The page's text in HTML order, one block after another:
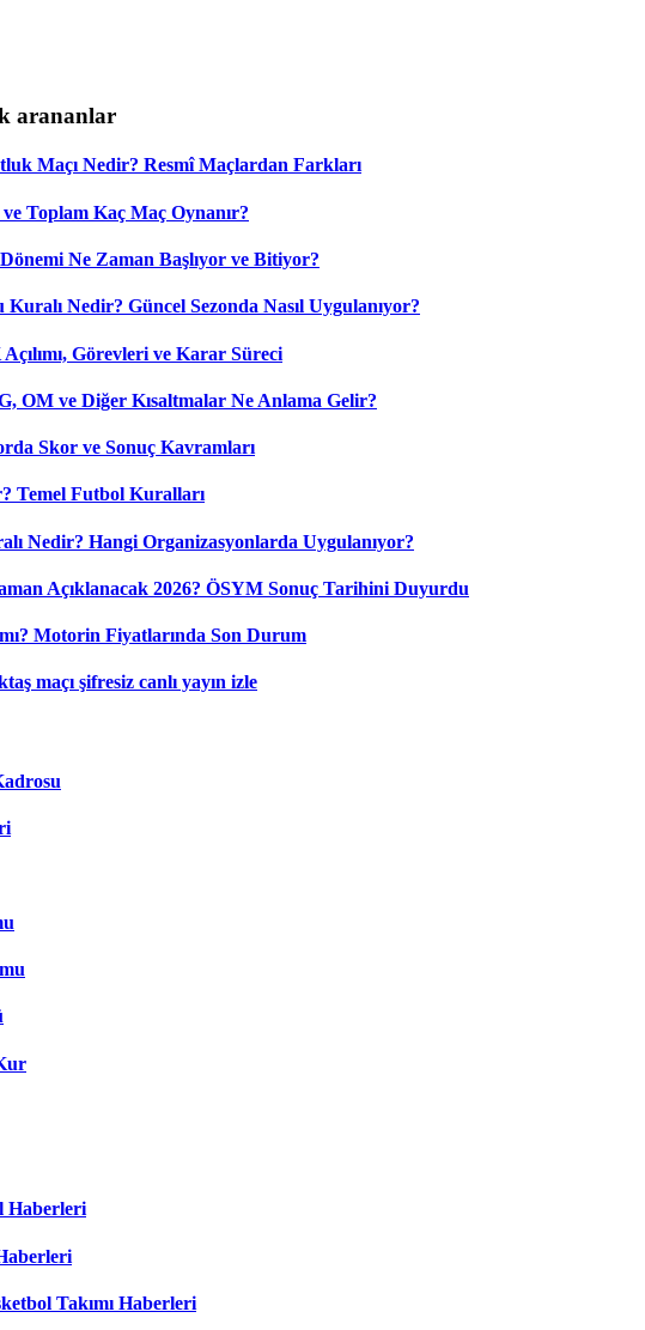
arananlar
Maçı Nedir? Resmî Maçlardan Farkları
Toplam Kaç Maç Oynanır?
Ne Zaman Başlıyor ve Bitiyor?
Kuralı Nedir? Güncel Sezonda Nasıl Uygulanıyor?
Görevleri ve Karar Süreci
OM ve Diğer Kısaltmalar Ne Anlama Gelir?
Skor ve Sonuç Kavramları
Temel Futbol Kuralları
Nedir? Hangi Organizasyonlarda Uygulanıyor?
Açıklanacak 2026? ÖSYM Sonuç Tarihini Duyurdu
Motorin Fiyatlarında Son Durum
maçı şifresiz canlı yayın izle
Haberleri
Takımı Haberleri